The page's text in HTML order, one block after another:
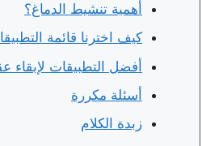
أهمية تنشيط الدماغ؟
كيف اخترنا قائمة
أفضل التطبيقات لإبقاء
أسئلة مكررة
زبدة الكلام